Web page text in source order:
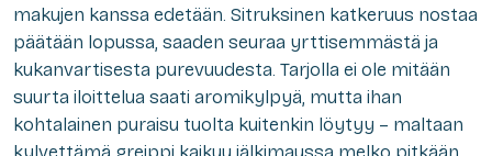
makujen kanssa edetään. Sitruksinen katkeruus nostaa
päätään lopussa, saaden seuraa yrttisemmästä ja
kukanvartisesta purevuudesta. Tarjolla ei ole mitään
suurta iloittelua saati aromikylpyä, mutta ihan
kohtalainen puraisu tuolta kuitenkin löytyy – maltaan